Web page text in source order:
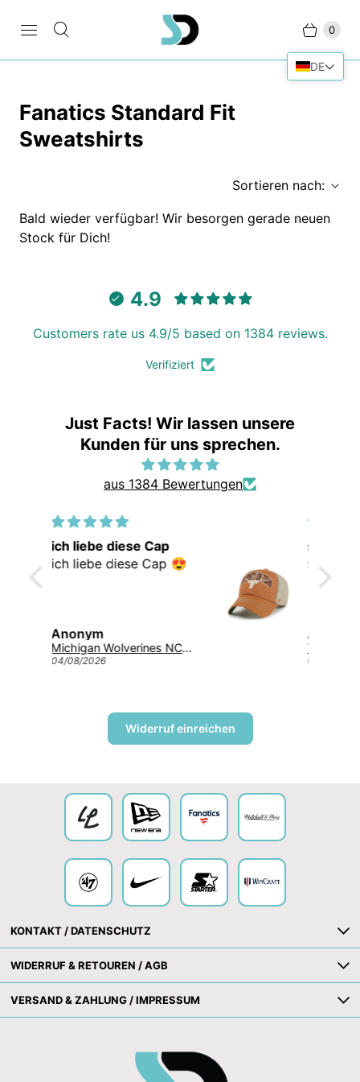
0
Fanatics Standard Fit
Sweatshirts
Sortieren nach:
Bald wieder verfügbar! Wir besorgen gerade neuen
Stock für Dich!
4.9
Customers rate us 4.9/5 based on 1384 reviews.
Verifiziert
Just Facts! Wir lassen unsere
Kunden für uns sprechen.
aus 1384 Bewertungen
diese Cap
diese Cap 😍
Michigan Wolverines NCAA Tuscaloosa Trawler ’47 CLEAN UP College Cap Navy
Widerruf einreichen
KONTAKT / DATENSCHUTZ
WIDERRUF & RETOUREN / AGB
VERSAND & ZAHLUNG / IMPRESSUM
DE